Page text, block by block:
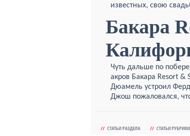
известных, свою
Бакара
Чуть дальше по
акров Бакара Resort
Дюамель устроил
Джош пожаловался,
// СТАТЬИ РАЗДЕЛА // СТАТЬИ РУБРИКИ